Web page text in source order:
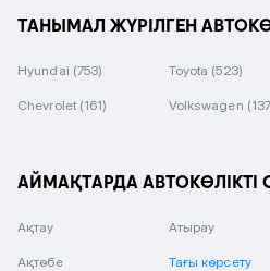
ТАНЫМАЛ ЖҮРІЛГЕН
Hyundai (753) Toyota (523)
Chevrolet (161) Volkswagen
АЙМАҚТАРДА АВТОКӨЛІКТІ
Ақтау
Ақтөбе
Атырау
Тағы көрсету